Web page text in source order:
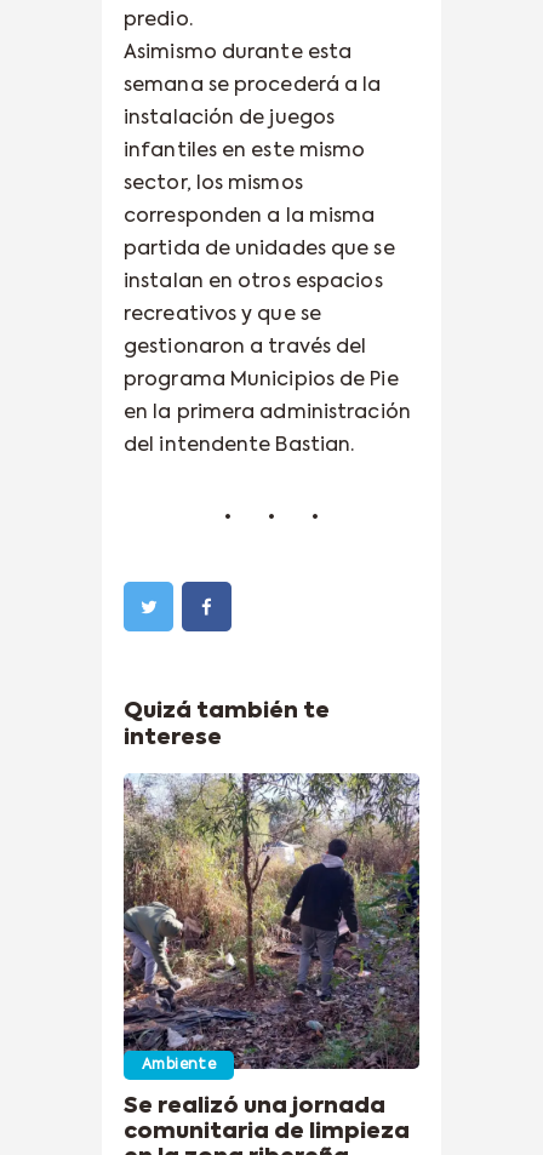
predio.
Asimismo durante esta
semana se procederá a la
instalación de juegos
infantiles en este mismo
sector, los mismos
corresponden a la misma
partida de unidades que se
instalan en otros espacios
recreativos y que se
gestionaron a través del
programa Municipios de Pie
en la primera administración
del intendente Bastian.
Quizá también te
interese
Ambiente
Se realizó una jornada
comunitaria de limpieza